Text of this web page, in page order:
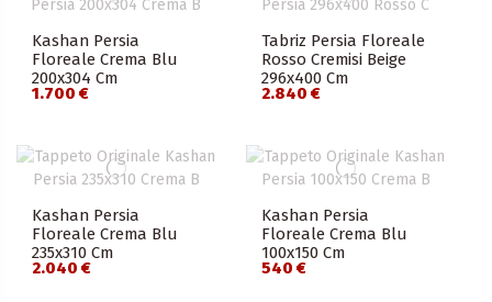
Kashan Persia
Floreale Crema Blu
200x304 Cm
1.700 €
Tabriz Persia Floreale
Rosso Cremisi Beige
296x400 Cm
2.840 €
Kashan Persia
Floreale Crema Blu
235x310 Cm
2.040 €
Kashan Persia
Floreale Crema Blu
100x150 Cm
540 €